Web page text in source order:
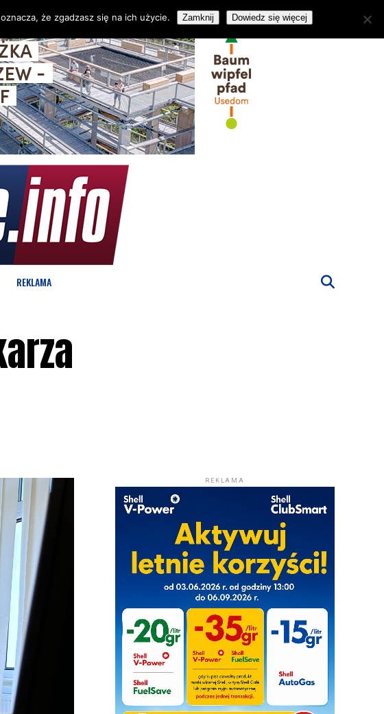
REKLAMA
REKLAMA
że zgadzasz się na ich użycie. Zamknij Dowiedz się więcej